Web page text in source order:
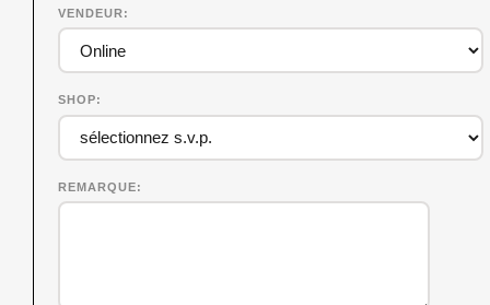
VENDEUR
SHOP
REMARQUE